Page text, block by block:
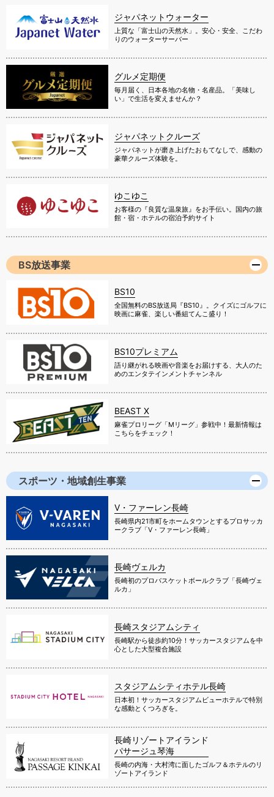
ジャパネットウォーター
上質な「富士山の天然水」。安心・安全、こだわ
りのウォーターサーバー
グルメ定期便
毎月届く、日本各地の名物・名産品。「美味し
い」で生活を変えませんか？
ジャパネットクルーズ
ジャパネットが磨き上げたおもてなしで、感動の
豪華クルーズ体験を。
ゆこゆこ
お客様の『良質な温泉旅』をお手伝い。国内の旅
館・宿・ホテルの宿泊予約サイト
BS放送事業
BS10
全国無料のBS放送局『BS10』。クイズにゴルフに
映画に麻雀、楽しい番組てんこ盛り！
BS10プレミアム
語り継がれる映画や音楽をお届けする、大人のた
めのエンタテインメントチャンネル
BEAST X
麻雀プロリーグ「Mリーグ」参戦中！最新情報は
こちらをチェック！
スポーツ・地域創生事業
V・ファーレン長崎
長崎県内21市町をホームタウンとするプロサッカ
ークラブ「V・ファーレン長崎」
長崎ヴェルカ
長崎初のプロバスケットボールクラブ「長崎ヴェ
ルカ」
長崎スタジアムシティ
長崎駅から徒歩約10分！サッカースタジアムを中
心とした大型複合施設
スタジアムシティホテル長崎
日本初！サッカースタジアムビューホテルで特別
な感動とくつろぎを。
長崎リゾートアイランド
パサージュ琴海
長崎の内海・大村湾に面したゴルフ＆ホテルのリ
ゾートアイランド